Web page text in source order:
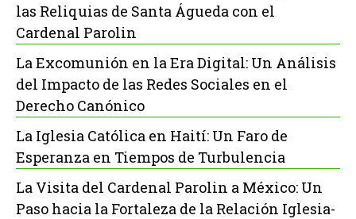
las Reliquias de Santa Águeda con el
Cardenal Parolin
La Excomunión en la Era Digital: Un Análisis
del Impacto de las Redes Sociales en el
Derecho Canónico
La Iglesia Católica en Haití: Un Faro de
Esperanza en Tiempos de Turbulencia
La Visita del Cardenal Parolin a México: Un
Paso hacia la Fortaleza de la Relación Iglesia-